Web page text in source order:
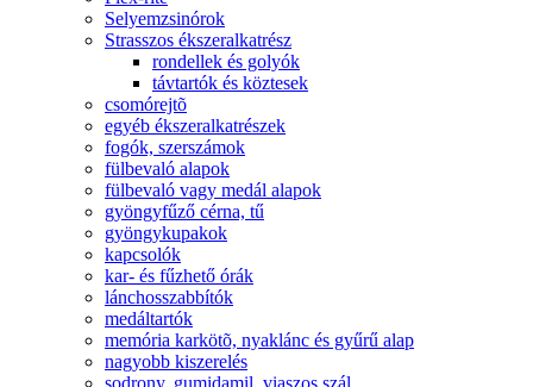
Selyemzsinórok
Strasszos ékszeralkatrész
rondellek és golyók
távtartók és köztesek
csomórejtõ
egyéb ékszeralkatrészek
fogók, szerszámok
fülbevaló alapok
fülbevaló vagy medál alapok
gyöngyfűző cérna, tű
gyöngykupakok
kapcsolók
kar- és fűzhető órák
lánchosszabbítók
medáltartók
memória karkötõ, nyaklánc és gyűrű alap
nagyobb kiszerelés